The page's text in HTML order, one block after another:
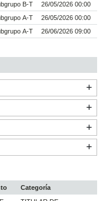
B-T
26/05/2026 00:00
A-T
26/05/2026 00:00
A-T 26/06/2026 09:00
Categoría